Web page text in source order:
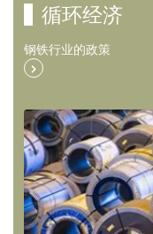
循环经济
钢铁行业的政策